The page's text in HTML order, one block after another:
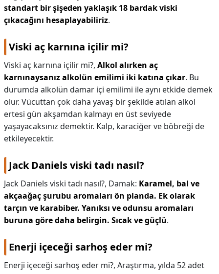
standart bir şişeden yaklaşık 18 bardak viski
çıkacağını hesaplayabiliriz.
Viski aç karnına içilir mi?
Viski aç karnına içilir mi?, Alkol alırken aç
karnınaysanız alkolün emilimi iki katına çıkar. Bu
durumda alkolün damar içi emilimi ile aynı etkide demek
olur. Vücuttan çok daha yavaş bir şekilde atılan alkol
ertesi gün akşamdan kalmayı en üst seviyede
yaşayacaksınız demektir. Kalp, karaciğer ve böbreği de
etkileyecektir.
Jack Daniels viski tadı nasıl?
Jack Daniels viski tadı nasıl?, Damak: Karamel, bal ve
akçaağaç şurubu aromaları ön planda. Ek olarak
tarçın ve karabiber. Yanıksı ve odunsu aromaları
buruna göre daha belirgin. Sıcak ve güçlü.
Enerji içeceği sarhoş eder mi?
Enerji içeceği sarhoş eder mi?, Araştırma, yılda 52 adet